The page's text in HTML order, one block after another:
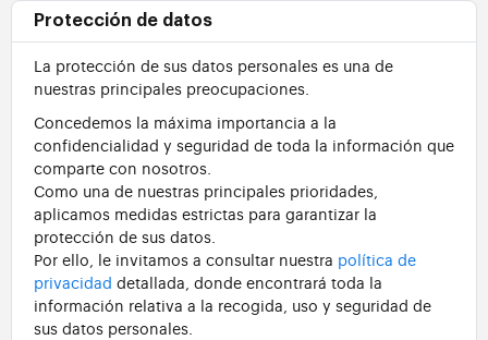
Protección de datos
La protección de sus datos personales es una de
nuestras principales preocupaciones.
Concedemos la máxima importancia a la
confidencialidad y seguridad de toda la información que
comparte con nosotros.
Como una de nuestras principales prioridades,
aplicamos medidas estrictas para garantizar la
protección de sus datos.
Por ello, le invitamos a consultar nuestra política de
privacidad detallada, donde encontrará toda la
información relativa a la recogida, uso y seguridad de
sus datos personales.